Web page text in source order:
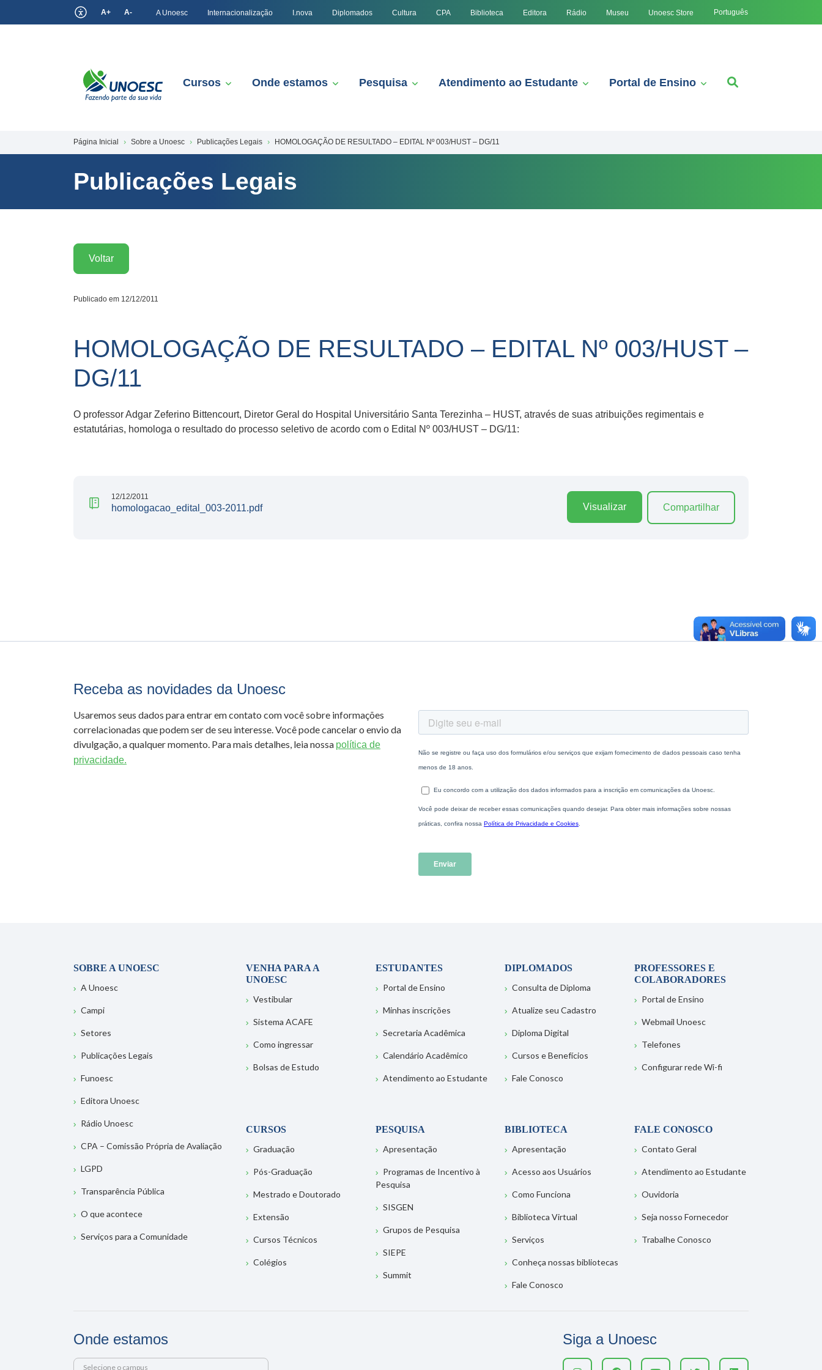
A+ A- A Unoesc Internacionalização I.nova Diplomados Cultura CPA Biblioteca Editora Rádio Museu Unoesc Store Português
Cursos Onde estamos Pesquisa Atendimento ao Estudante Portal de Ensino
Página Inicial Sobre a Unoesc Publicações Legais HOMOLOGAÇÃO DE RESULTADO – EDITAL Nº 003/HUST – DG/11
Publicações Legais
Voltar
Publicado em 12/12/2011
HOMOLOGAÇÃO DE RESULTADO – EDITAL Nº 003/HUST –
DG/11
O professor Adgar Zeferino Bittencourt, Diretor Geral do Hospital Universitário Santa Terezinha – HUST, através de suas atribuições regimentais e
estatutárias, homologa o resultado do processo seletivo de acordo com o Edital Nº 003/HUST – DG/11:
12/12/2011
homologacao_edital_003-2011.pdf Visualizar Compartilhar
Receba as novidades da Unoesc
Usaremos seus dados para entrar em contato com você sobre informações
correlacionadas que podem ser de seu interesse. Você pode cancelar o envio da
divulgação, a qualquer momento. Para mais detalhes, leia nossa política de
privacidade.
SOBRE A UNOESC
A Unoesc
Campi
Setores
Publicações Legais
Funoesc
Editora Unoesc
Rádio Unoesc
CPA – Comissão Própria de Avaliação
LGPD
Transparência Pública
O que acontece
Serviços para a Comunidade
VENHA PARA A
UNOESC
Vestibular
Sistema ACAFE
Como ingressar
Bolsas de Estudo
ESTUDANTES
Portal de Ensino
Minhas inscrições
Secretaria Acadêmica
Calendário Acadêmico
Atendimento ao Estudante
DIPLOMADOS
Consulta de Diploma
Atualize seu Cadastro
Diploma Digital
Cursos e Benefícios
Fale Conosco
PROFESSORES E
COLABORADORES
Portal de Ensino
Webmail Unoesc
Telefones
Configurar rede Wi-fi
CURSOS
Graduação
Pós-Graduação
Mestrado e Doutorado
Extensão
Cursos Técnicos
Colégios
PESQUISA
Apresentação
Programas de Incentivo à
Pesquisa
SISGEN
Grupos de Pesquisa
SIEPE
Summit
BIBLIOTECA
Apresentação
Acesso aos Usuários
Como Funciona
Biblioteca Virtual
Serviços
Conheça nossas bibliotecas
Fale Conosco
FALE CONOSCO
Contato Geral
Atendimento ao Estudante
Ouvidoria
Seja nosso Fornecedor
Trabalhe Conosco
Onde estamos
Selecione o campus
Siga a Unoesc